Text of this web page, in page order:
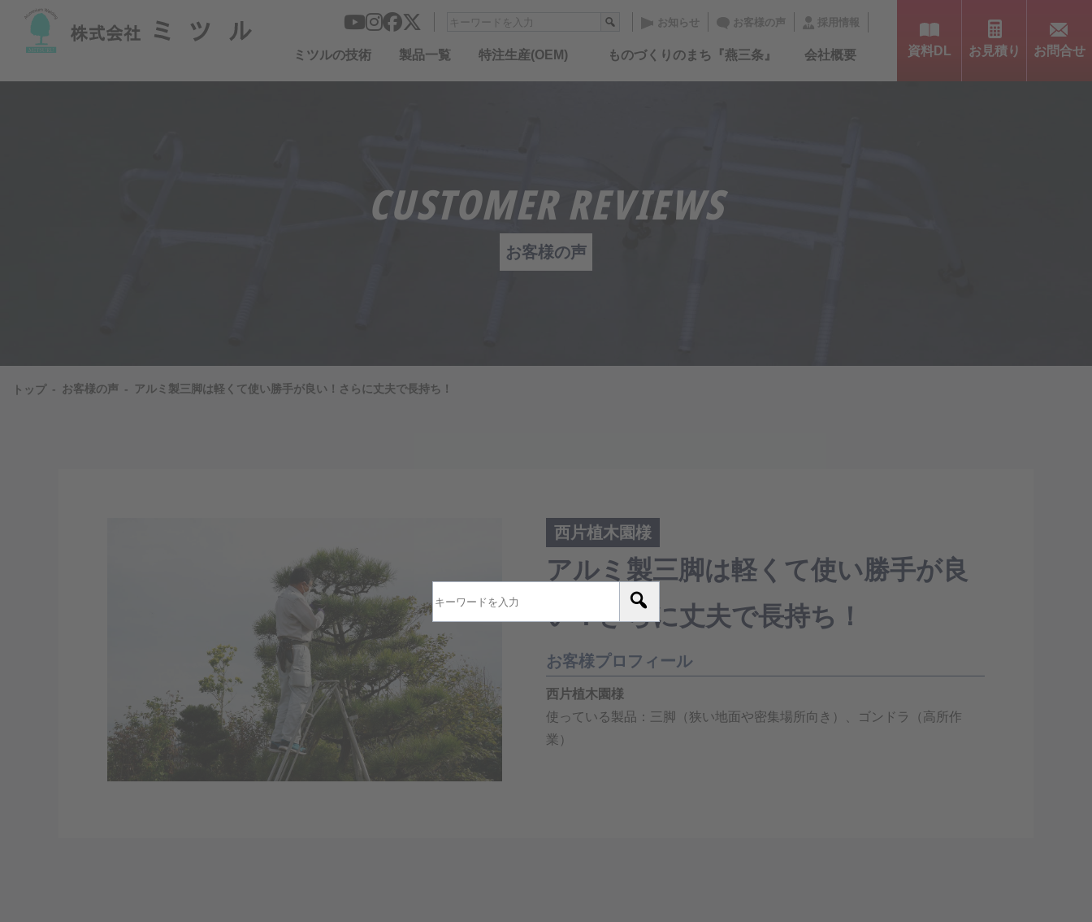
お知らせ お客様の声 採用情報
資料DL お見積り お問合せ
ミツルの技術 製品一覧 特注生産(OEM) ものづくりのまち『燕三条』 会社概要
CUSTOMER REVIEWS
お客様の声
トップ お客様の声 アルミ製三脚は軽くて使い勝手が良い！さらに丈夫で長持ち！
西片植木園様
アルミ製三脚は軽くて使い勝手が良
い！さらに丈夫で長持ち！
お客様プロフィール
西片植木園様
使っている製品：三脚（狭い地面や密集場所向き）、ゴンドラ（高所作
業）